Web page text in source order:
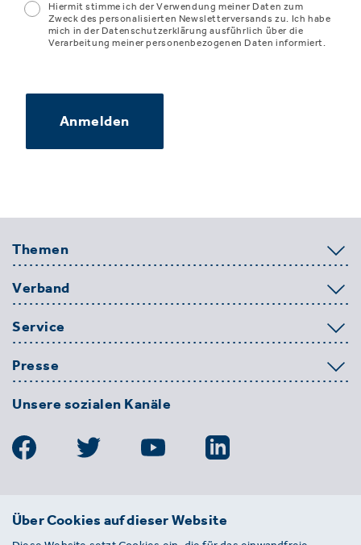
Hiermit stimme ich der Verwendung meiner Daten zum
Zweck des personalisierten Newsletterversands zu. Ich habe
mich in der Datenschutzerklärung ausführlich über die
Verarbeitung meiner personenbezogenen Daten informiert.
Anmelden
Themen
Verband
Service
Presse
Unsere sozialen Kanäle
BDE
Über Cookies auf dieser Website